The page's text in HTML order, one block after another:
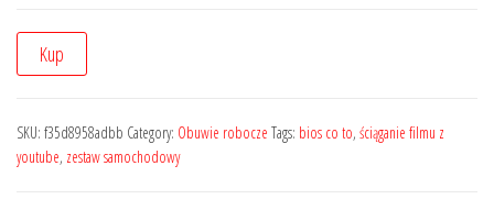
Kup
SKU: f35d8958adbb Category: Obuwie robocze Tags: bios co to, ściąganie filmu z
youtube, zestaw samochodowy